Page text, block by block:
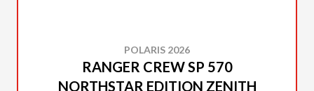
POLARIS 2026
RANGER CREW SP 570
NORTHSTAR EDITION ZENITH